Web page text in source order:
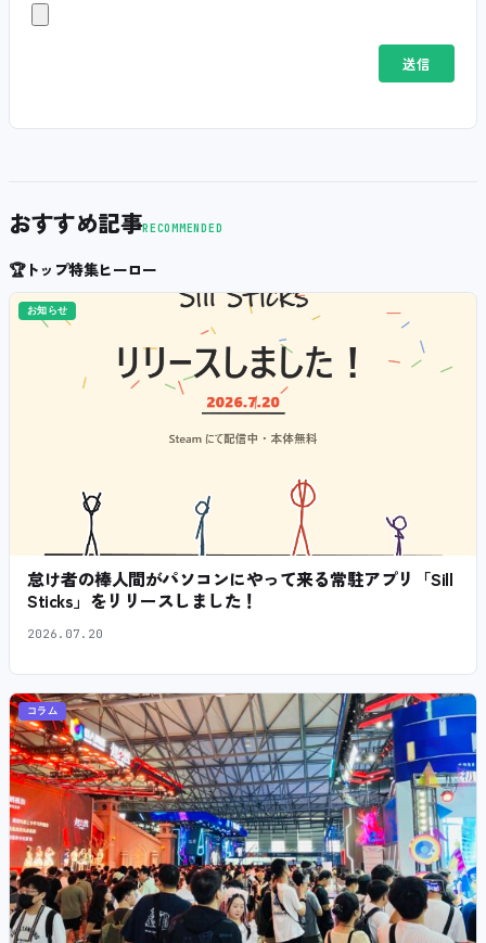
おすすめ記事RECOMMENDED
🏆トップ特集ヒーロー
お知らせ
怠け者の棒人間がパソコンにやって来る常駐アプリ「Sill
Sticks」をリリースしました！
2026.07.20
コラム